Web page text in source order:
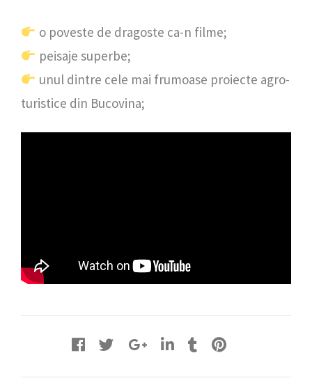
o poveste de dragoste ca-n filme;
peisaje superbe;
unul dintre cele mai frumoase proiecte agro-
turistice din Bucovina;